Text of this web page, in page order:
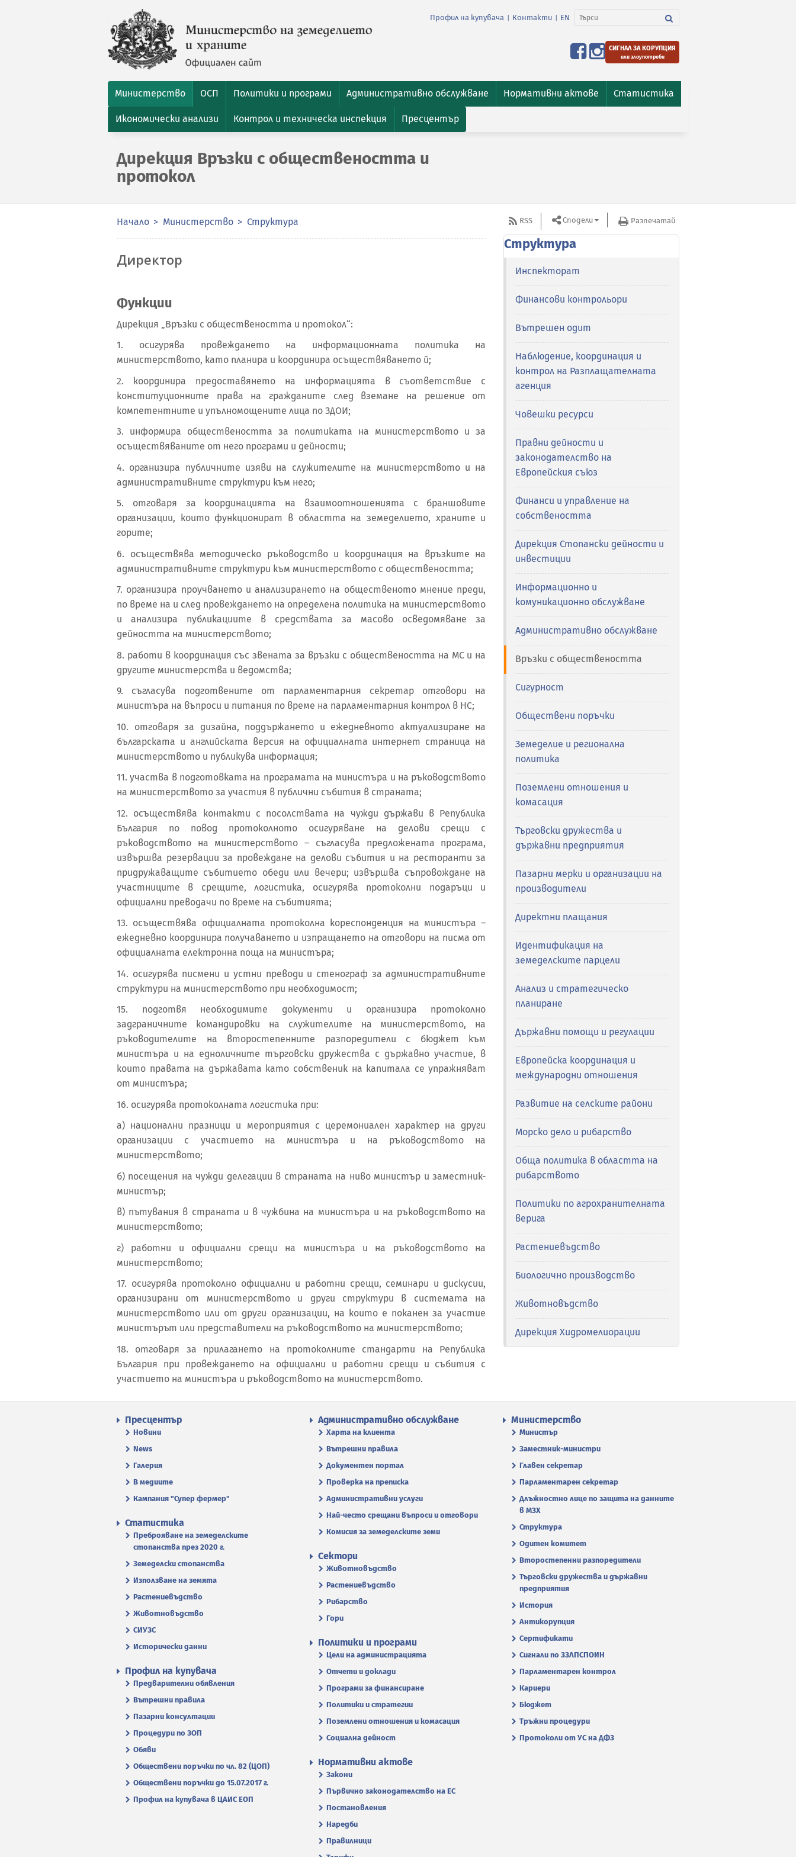
Профил на купувача Контакти EN
СИГНАЛ ЗА КОРУПЦИЯ
или злоупотреби
Министерство ОСП Политики и програми Административно обслужване Нормативни актове Статистика
Икономически анализи Контрол и техническа инспекция Пресцентър
Дирекция Връзки с обществеността и
протокол
Начало Министерство Структура
Директор
Функции
Дирекция „Връзки с обществеността и протокол“:
1. осигурява провеждането на информационната политика на
министерството, като планира и координира осъществяването й;
2. координира предоставянето на информацията в съответствие с
конституционните права на гражданите след вземане на решение от
компетентните и упълномощените лица по ЗДОИ;
3. информира обществеността за политиката на министерството и за
осъществяваните от него програми и дейности;
4. организира публичните изяви на служителите на министерството и на
административните структури към него;
5. отговаря за координацията на взаимоотношенията с браншовите
организации, които функционират в областта на земеделието, храните и
горите;
6. осъществява методическо ръководство и координация на връзките на
административните структури към министерството с обществеността;
7. организира проучването и анализирането на общественото мнение преди,
по време на и след провеждането на определена политика на министерството
и анализира публикациите в средствата за масово осведомяване за
дейността на министерството;
8. работи в координация със звената за връзки с обществеността на МС и на
другите министерства и ведомства;
9. съгласува подготвените от парламентарния секретар отговори на
министъра на въпроси и питания по време на парламентарния контрол в НС;
10. отговаря за дизайна, поддържането и ежедневното актуализиране на
българската и английската версия на официалната интернет страница на
министерството и публикува информация;
11. участва в подготовката на програмата на министъра и на ръководството
на министерството за участия в публични събития в страната;
12. осъществява контакти с посолствата на чужди държави в Република
България по повод протоколното осигуряване на делови срещи с
ръководството на министерството – съгласува предложената програма,
извършва резервации за провеждане на делови събития и на ресторанти за
придружаващите събитието обеди или вечери; извършва съпровождане на
участниците в срещите, логистика, осигурява протоколни подаръци и
официални преводачи по време на събитията;
13. осъществява официалната протоколна кореспонденция на министъра –
ежедневно координира получаването и изпращането на отговори на писма от
официалната електронна поща на министъра;
14. осигурява писмени и устни преводи и стенограф за административните
структури на министерството при необходимост;
15. подготвя необходимите документи и организира протоколно
задграничните командировки на служителите на министерството, на
ръководителите на второстепенните разпоредители с бюджет към
министъра и на едноличните търговски дружества с държавно участие, в
които правата на държавата като собственик на капитала се упражняват
от министъра;
16. осигурява протоколната логистика при:
а) национални празници и мероприятия с церемониален характер на други
организации с участието на министъра и на ръководството на
министерството;
б) посещения на чужди делегации в страната на ниво министър и заместник-
министър;
в) пътувания в страната и в чужбина на министъра и на ръководството на
министерството;
г) работни и официални срещи на министъра и на ръководството на
министерството;
17. осигурява протоколно официални и работни срещи, семинари и дискусии,
организирани от министерството и други структури в системата на
министерството или от други организации, на които е поканен за участие
министърът или представители на ръководството на министерството;
18. отговаря за прилагането на протоколните стандарти на Република
България при провеждането на официални и работни срещи и събития с
участието на министъра и ръководството на министерството.
RSS Сподели Разпечатай
Структура
Инспекторат
Финансови контрольори
Вътрешен одит
Наблюдение, координация и
контрол на Разплащателната
агенция
Човешки ресурси
Правни дейности и
законодателство на
Европейския съюз
Финанси и управление на
собствеността
Дирекция Стопански дейности и
инвестиции
Информационно и
комуникационно обслужване
Административно обслужване
Връзки с обществеността
Сигурност
Обществени поръчки
Земеделие и регионална
политика
Поземлени отношения и
комасация
Търговски дружества и
държавни предприятия
Пазарни мерки и организации на
производители
Директни плащания
Идентификация на
земеделските парцели
Анализ и стратегическо
планиране
Държавни помощи и регулации
Европейска координация и
международни отношения
Развитие на селските райони
Морско дело и рибарство
Обща политика в областта на
рибарството
Политики по агрохранителната
верига
Растениевъдство
Биологично производство
Животновъдство
Дирекция Хидромелиорации
Пресцентър
Новини
News
Галерия
В медиите
Кампания "Супер фермер"
Административно обслужване
Харта на клиента
Вътрешни правила
Документен портал
Проверка на преписка
Административни услуги
Най-често срещани въпроси и отговори
Комисия за земеделските земи
Министерство
Министър
Заместник-министри
Главен секретар
Парламентарен секретар
Длъжностно лице по защита на данните
в МЗХ
Структура
Одитен комитет
Второстепенни разпоредители
Търговски дружества и държавни
предприятия
История
Антикорупция
Сертификати
Сигнали по ЗЗЛПСПОИН
Парламентарен контрол
Кариери
Бюджет
Тръжни процедури
Протоколи от УС на ДФЗ
Статистика
Преброяване на земеделските
стопанства през 2020 г.
Земеделски стопанства
Използване на земята
Растениевъдство
Животновъдство
СИУЗС
Исторически данни
Сектори
Животновъдство
Растениевъдство
Рибарство
Гори
Политики и програми
Цели на администрацията
Отчети и доклади
Програми за финансиране
Политики и стратегии
Поземлени отношения и комасация
Социална дейност
Профил на купувача
Предварителни обявления
Вътрешни правила
Пазарни консултации
Процедури по ЗОП
Обяви
Обществени поръчки по чл. 82 (ЦОП)
Обществени поръчки до 15.07.2017 г.
Профил на купувача в ЦАИС ЕОП
Нормативни актове
Закони
Първично законодателство на ЕС
Постановления
Наредби
Правилници